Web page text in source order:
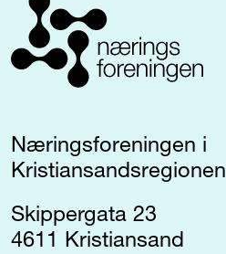
Næringsforeningen i
Kristiansandsregionen
Skippergata 23
4611 Kristiansand